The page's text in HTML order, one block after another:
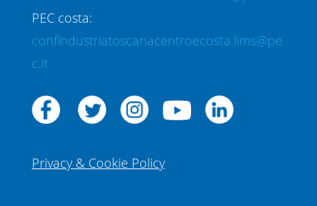
PEC costa:
confindustriatoscanacentroecosta.lims@pe
c.it
Privacy & Cookie Policy